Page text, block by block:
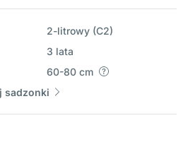
2-litrowy (C2)
3 lata
60-80 cm
sadzonki